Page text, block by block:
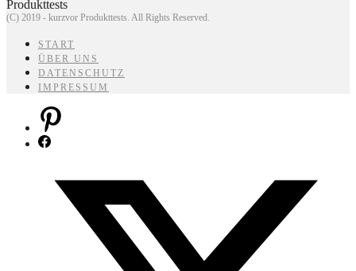
(C) 2019 - kurzvor Produkttests. All Rights Reserved.
START
ÜBER UNS
DATENSCHUTZ
IMPRESSUM